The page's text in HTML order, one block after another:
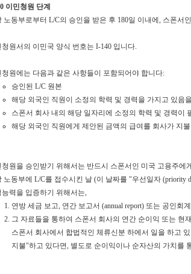
이민청원 단계
노동부로부터 L/C의 승인을 받은 후 180일 이내에, 스폰
청원서의 이민국 양식 번호는 I-140 입니다.
청원에는 다음과 같은 사항들이 포함되어야 합니다:
승인된 L/C 원본
해당 외국인 직원이 소정의 학력 및 경력을 가지고 있음
스폰서 회사 내의 해당 일자리에 소정의 학력 및 경력이
해당 외국인 직원에게 제안된 금액의 급여를 회사가 지
청원을 승인받기 위해서는 반드시 스폰서인 미국 고용주
노동부에 L/C를 접수시킨 날 (이 날짜를 "우선일자 (priority
능력을 입증하기 위해서는,
연방 세금 보고, 연간 보고서 (annual report) 또는 공인
그 자료들을 통하여 스폰서 회사의 연간 순이익 또는 현
스폰서 회사에서 합법적인 체류신분 하에서 일을 하고
지불"하고 있다면, 별도로 순이익이나 순자산의 가치를